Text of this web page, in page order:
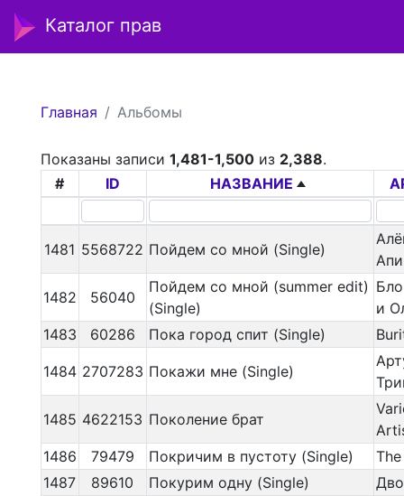
Каталог прав
Главная Альбомы
Показаны записи 1,481-1,500из 2,388.
#
ID НАЗВАНИЕ
1481 5568722 Пойдем со мной (Single)
1482 56040
Пойдем со мной (summer edit)
(Single)
и
1483
60286 Пока город спит (Single)
1484 2707283 Покажи мне (Single)
1485 4622153 Поколение брат
1486
79479 Покричим в пустоту (Single)
1487
89610 Покурим одну (Single)